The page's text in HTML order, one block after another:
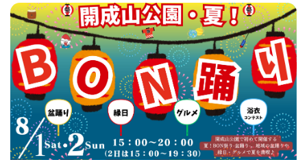
お酒 洋食 中華
和食 わんぱく 福島ローカルグル
メ
デート・友達と ひとりで アウトドア
温泉 体験 名所
美容アイテム エイジングケア メンズ
フィットネス・や
せたい
鍼灸・整体・リラ まつ毛サロン
スポーツ・アウト
ドア
ギフト・お土産 キッズ
インテリア 生活を彩るモノ
保険 病院・クリニック ペット
趣味・スキルアッ
プ
保育園・こども園 子どもの習い事・
塾
リフォーム・リノ
ベーション
自治体インフォ その他